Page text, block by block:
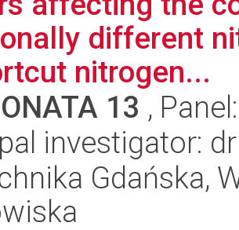
different
nitrogen...
13 ,
investigator:
Gdańska,